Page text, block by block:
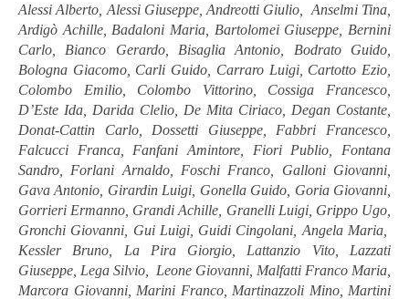
Alessi Alberto, Alessi Giuseppe, Andreotti Giulio, Anselmi Tina,
Ardigò Achille, Badaloni Maria, Bartolomei Giuseppe, Bernini
Carlo, Bianco Gerardo, Bisaglia Antonio, Bodrato Guido,
Bologna Giacomo, Carli Guido, Carraro Luigi, Cartotto Ezio,
Colombo Emilio, Colombo Vittorino, Cossiga Francesco,
D’Este Ida, Darida Clelio, De Mita Ciriaco, Degan Costante,
Donat-Cattin Carlo, Dossetti Giuseppe, Fabbri Francesco,
Falcucci Franca, Fanfani Amintore, Fiori Publio, Fontana
Sandro, Forlani Arnaldo, Foschi Franco, Galloni Giovanni,
Gava Antonio, Girardin Luigi, Gonella Guido, Goria Giovanni,
Gorrieri Ermanno, Grandi Achille, Granelli Luigi, Grippo Ugo,
Gronchi Giovanni, Gui Luigi, Guidi Cingolani, Angela Maria,
Kessler Bruno, La Pira Giorgio, Lattanzio Vito, Lazzati
Giuseppe, Lega Silvio, Leone Giovanni, Malfatti Franco Maria,
Marcora Giovanni, Marini Franco, Martinazzoli Mino, Martini